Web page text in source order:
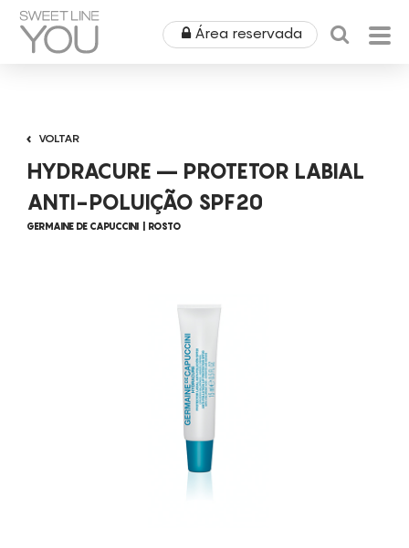
Área reservada
PRODUTOS
EQUIPAMENTOS
COSMÉTICA
MOBILIÁRIO
SPA
CONSUMÍVEIS
CAMPANHAS
NOTÍCIAS & EVENTOS
ASSISTÊNCIA TÉCNICA
VOLTAR
HYDRACURE – PROTETOR LABIAL
ANTI-POLUIÇÃO SPF20
GERMAINE DE CAPUCCINI ROSTO